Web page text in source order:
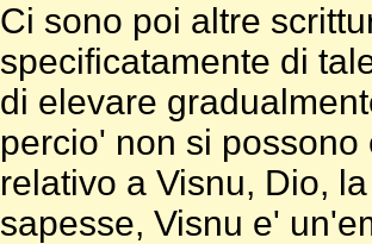
Ci sono poi altre
specificatamente di
di elevare
percio' non si
relativo a Visnu, Dio,
sapesse, Visnu e'